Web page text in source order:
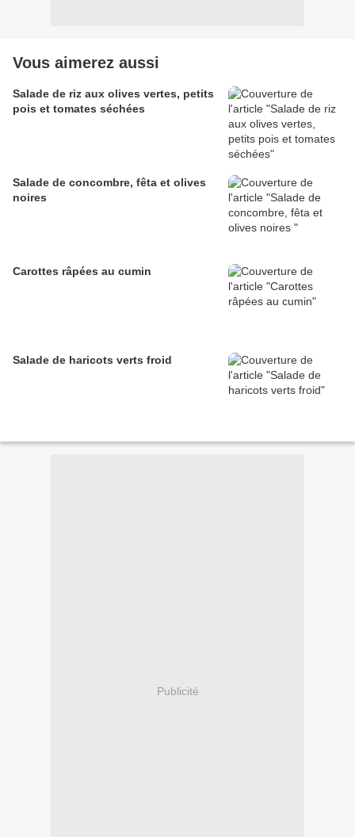
Vous aimerez aussi
Salade de riz aux olives vertes, petits
pois et tomates séchées
Salade de concombre, fêta et olives
noires
Carottes râpées au cumin
Salade de haricots verts froid
Publicité